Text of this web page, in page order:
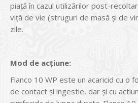
piață în cazul utilizărilor post-
viță de vie (struguri de masă și de
zile.
Mod de acţiune:
Flanco 10 WP este un acaricid cu o
de contact și ingestie, dar și cu